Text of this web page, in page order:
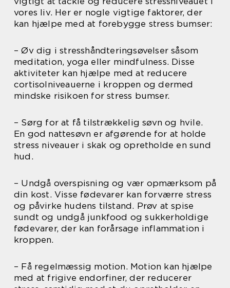
vores liv. Her er nogle vigtige faktorer, der
kan hjælpe med at forebygge stress bumser:
– Øv dig i stresshåndteringsøvelser såsom
meditation, yoga eller mindfulness. Disse
aktiviteter kan hjælpe med at reducere
cortisolniveauerne i kroppen og dermed
mindske risikoen for stress bumser.
– Sørg for at få tilstrækkelig søvn og hvile.
En god nattesøvn er afgørende for at holde
stress niveauer i skak og opretholde en sund
hud.
– Undgå overspisning og vær opmærksom på
din kost. Visse fødevarer kan forværre stress
og påvirke hudens tilstand. Prøv at spise
sundt og undgå junkfood og sukkerholdige
fødevarer, der kan forårsage inflammation i
kroppen.
– Få regelmæssig motion. Motion kan hjælpe
med at frigive endorfiner, der reducerer